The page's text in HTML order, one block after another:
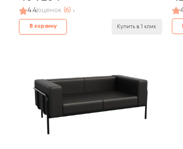
4.4оценок (6)
В корзину Купить в 1 клик